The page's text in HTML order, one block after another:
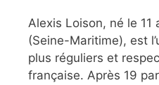
Alexis Loison, né le 11
(Seine-Maritime), est
plus réguliers et
française. Après 19